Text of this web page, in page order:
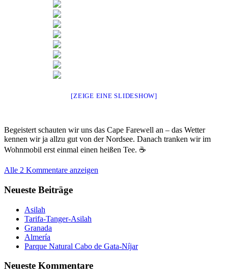
[ZEIGE EINE SLIDESHOW]
Begeistert schauten wir uns das Cape Farewell an – das Wetter
kennen wir ja allzu gut von der Nordsee. Danach tranken wir im
Wohnmobil erst einmal einen heißen Tee. ☕️
Alle 2 Kommentare anzeigen
Neueste Beiträge
Asilah
Tarifa-Tanger-Asilah
Granada
Almería
Parque Natural Cabo de Gata-Níjar
Neueste Kommentare